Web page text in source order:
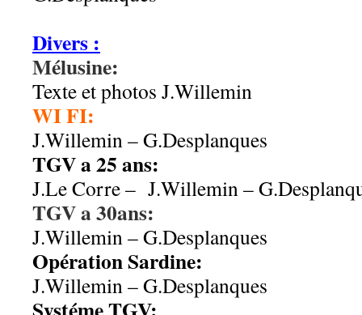
Divers :
Mélusine:
Texte et photos J.Willemin
WI FI:
J.Willemin – G.Desplanques
TGV a 25 ans:
J.Le Corre – J.Willemin –
TGV a 30ans:
J.Willemin – G.Desplanques
Opération Sardine:
J.Willemin – G.Desplanques